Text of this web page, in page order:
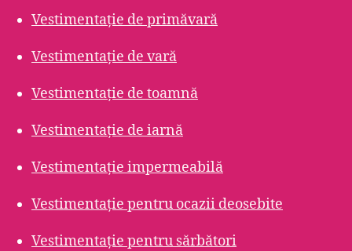
Vestimentație de primăvară
Vestimentație de vară
Vestimentație de toamnă
Vestimentație de iarnă
Vestimentație impermeabilă
Vestimentație pentru ocazii deosebite
Vestimentație pentru sărbători